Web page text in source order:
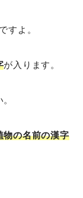
すよ。
が入ります。
物の名前の漢字